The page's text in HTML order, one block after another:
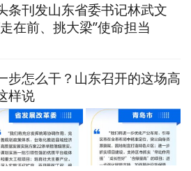
条刊发山东省委书记林武文
在前、挑大梁”使命担当
步怎么干？山东召开的这场高
样说